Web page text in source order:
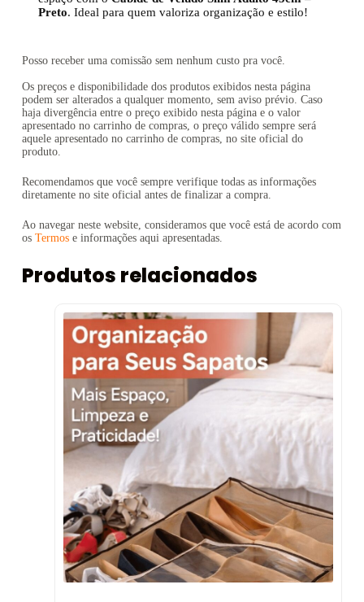
Preto. Ideal para quem valoriza organização e estilo!
Posso receber uma comissão sem nenhum custo pra você.
Os preços e disponibilidade dos produtos exibidos nesta página
podem ser alterados a qualquer momento, sem aviso prévio. Caso
haja divergência entre o preço exibido nesta página e o valor
apresentado no carrinho de compras, o preço válido sempre será
aquele apresentado no carrinho de compras, no site oficial do
produto.
Recomendamos que você sempre verifique todas as informações
diretamente no site oficial antes de finalizar a compra.
Ao navegar neste website, consideramos que você está de acordo com
os Termose informações aqui apresentadas.
Produtos relacionados